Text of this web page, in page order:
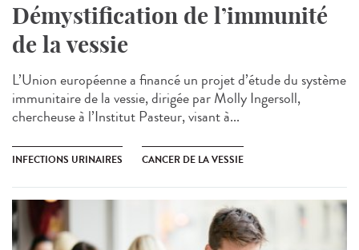
Démystification de l’immunité
de la vessie
L’Union européenne a financé un projet d’étude du système
immunitaire de la vessie, dirigée par Molly Ingersoll,
chercheuse à l’Institut Pasteur, visant à...
INFECTIONS URINAIRES CANCER DE LA VESSIE